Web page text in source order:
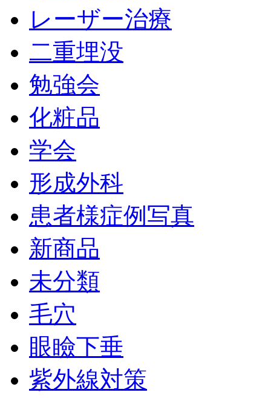
レーザー治療
二重埋没
勉強会
化粧品
学会
形成外科
患者様症例写真
新商品
未分類
毛穴
眼瞼下垂
紫外線対策